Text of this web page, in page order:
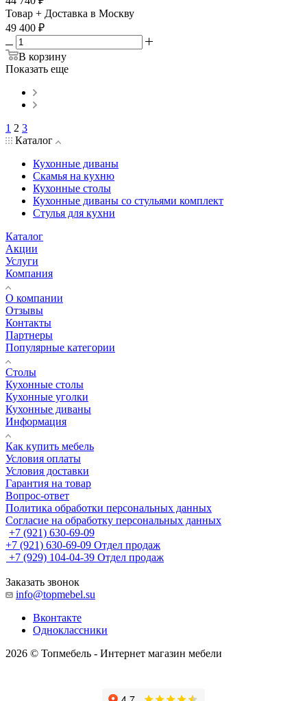
Товар + Доставка в Москву
49 400 ₽
В корзину
Показать еще
1 2 3
Каталог
Кухонные диваны
Скамья на кухню
Кухонные столы
Кухонные диваны со стульями комплект
Стулья для кухни
Каталог
Акции
Услуги
Компания
О компании
Отзывы
Контакты
Партнеры
Популярные категории
Столы
Кухонные столы
Кухонные уголки
Кухонные диваны
Информация
Как купить мебель
Условия оплаты
Условия доставки
Гарантия на товар
Вопрос-ответ
Политика обработки персональных данных
Согласие на обработку персональных данных
+7 (921) 630-69-09
+7 (921) 630-69-09 Отдел продаж
+7 (929) 104-04-39 Отдел продаж
Заказать звонок
info@topmebel.su
Вконтакте
Одноклассники
2026 © Топмебель - Интернет магазин мебели